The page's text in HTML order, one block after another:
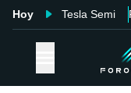
Hoy Tesla Semi